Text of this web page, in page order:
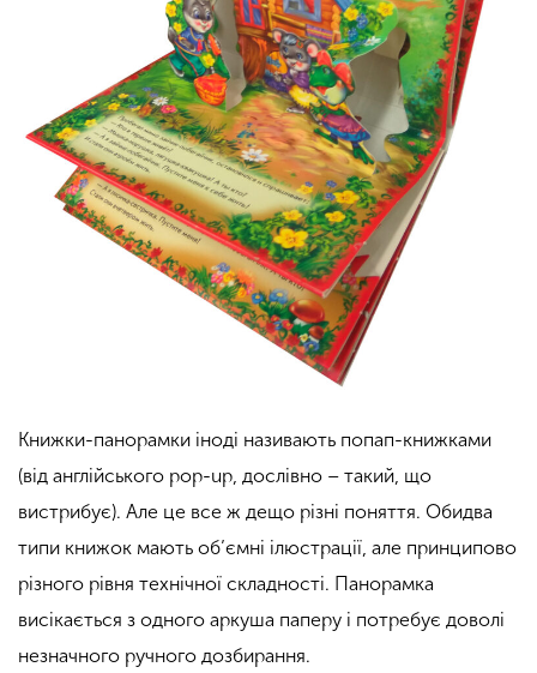
Книжки-панорамки іноді називають попап-книжками
(від англійського pop-up, дослівно – такий, що
вистрибує). Але це все ж дещо різні поняття. Обидва
типи книжок мають об’ємні ілюстрації, але принципово
різного рівня технічної складності. Панорамка
висікається з одного аркуша паперу і потребує доволі
незначного ручного дозбирання.